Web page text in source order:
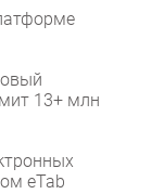
13+ млн
eTab